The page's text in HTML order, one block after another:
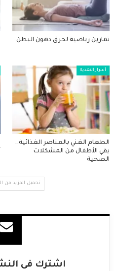
تمارين رياضية لحرق دهون البطن
أسرار التغذية
الطعام الغني بالعناصر الغذائية..
يقي الأطفال من المشكلات
الصحية
تحميل المزيد من
اشترك فى